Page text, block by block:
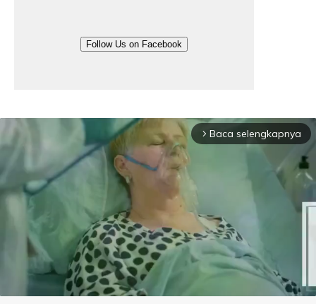
Follow Us on Facebook
arrow_forward_ios Baca selengkapnya